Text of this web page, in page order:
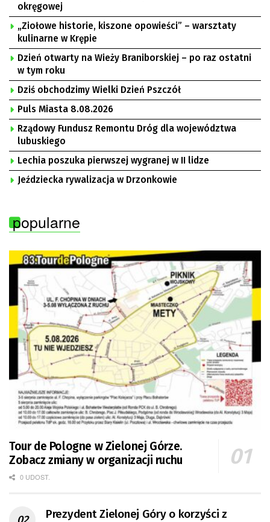
okręgowej
„Ziołowe historie, kiszone opowieści” – warsztaty
kulinarne w Krępie
Dzień otwarty na Wieży Braniborskiej – po raz ostatni
w tym roku
Dziś obchodzimy Wielki Dzień Pszczół
Puls Miasta 8.08.2026
Rządowy Fundusz Remontu Dróg dla województwa
lubuskiego
Lechia poszuka pierwszej wygranej w II lidze
Jeździecka rywalizacja w Drzonkowie
popularne
Tour de Pologne w Zielonej Górze.
Zobacz zmiany w organizacji ruchu
0 UDOST.
Prezydent Zielonej Góry o korzyści z